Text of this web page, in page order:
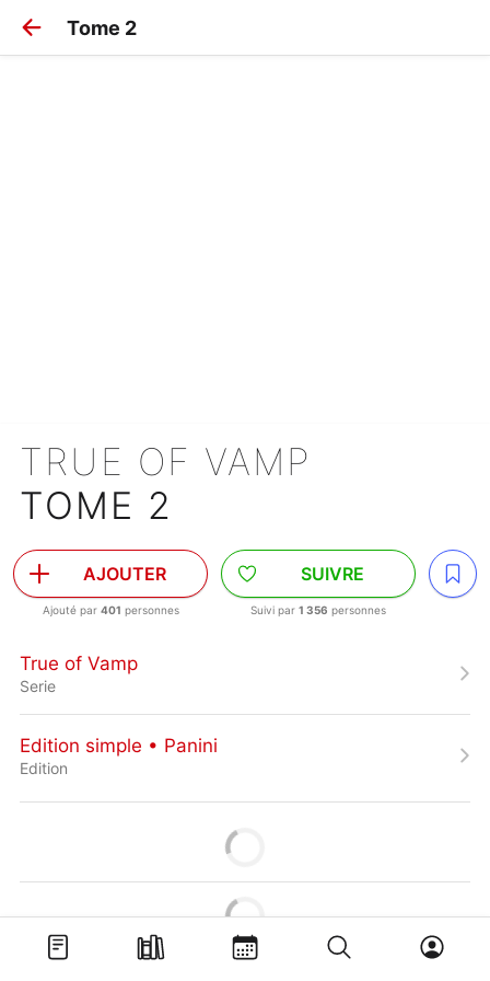
Tome 2
TRUE OF VAMP
TOME 2
AJOUTER
Ajouté par 401 personnes
SUIVRE
Suivi par 1 356 personnes
True of Vamp
Serie
Edition simple • Panini
Edition